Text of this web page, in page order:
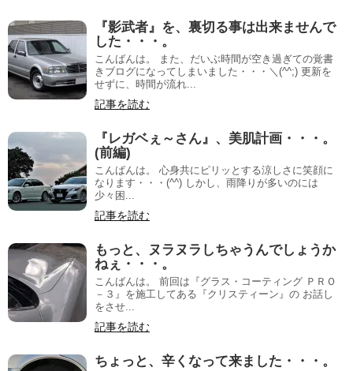
『影武者』を、裏切る事は出来ませんで
した・・・。
こんばんは。 また、だいぶ時間が空き過ぎての覚書
きブログになってしまいました・・・＼(^^;) 更新を
せずに、時間が流れ...
記事を読む
『レガベぇ～さん』、美肌計画・・・。
(前編)
こんばんは。 心身共にピリッとする涼しさに笑顔に
なります・・・(^^) しかし、雨降りが多いのには
少々困...
記事を読む
もっと、ヌラヌラしちゃうんでしょうか
ねぇ・・・。
こんばんは。 前回は『グラス・コーティング ＰＲＯ
－３』を施工してある『クリスティーン』の お話し
をさせ...
記事を読む
ちょっと、辛くなって来ました・・・。